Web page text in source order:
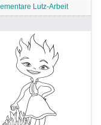
Lutz-Arbeit